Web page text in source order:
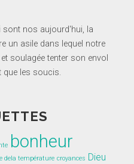
sont nos aujourd'hui, la
un asile dans lequel notre
soulagée tenter son envol
que les soucis.
bonheur
dela température croyances Dieu